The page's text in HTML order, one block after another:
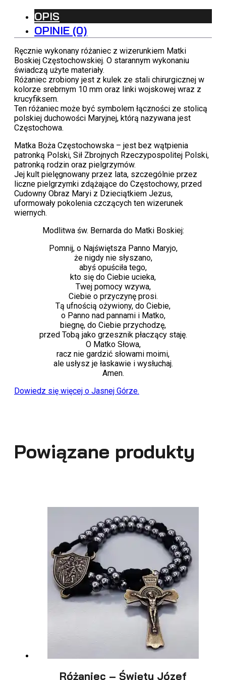
OPIS
OPINIE (0)
Ręcznie wykonany różaniec z wizerunkiem Matki
Boskiej Częstochowskiej. O starannym wykonaniu
świadczą użyte materiały.
Różaniec zrobiony jest z kulek ze stali chirurgicznej w
kolorze srebrnym 10 mm oraz linki wojskowej wraz z
krucyfiksem.
Ten różaniec może być symbolem łączności ze stolicą
polskiej duchowości Maryjnej, którą nazywana jest
Częstochowa.
Matka Boża Częstochowska – jest bez wątpienia
patronką Polski, Sił Zbrojnych Rzeczypospolitej Polski,
patronką rodzin oraz pielgrzymów.
Jej kult pielęgnowany przez lata, szczególnie przez
liczne pielgrzymki zdążające do Częstochowy, przed
Cudowny Obraz Maryi z Dzieciątkiem Jezus,
uformowały pokolenia czczących ten wizerunek
wiernych.
Modlitwa św. Bernarda do Matki Boskiej:
Pomnij, o Najświętsza Panno Maryjo,
że nigdy nie słyszano,
abyś opuściła tego,
kto się do Ciebie ucieka,
Twej pomocy wzywa,
Ciebie o przyczynę prosi.
Tą ufnością ożywiony, do Ciebie,
o Panno nad pannami i Matko,
biegnę, do Ciebie przychodzę,
przed Tobą jako grzesznik płaczący staję.
O Matko Słowa,
racz nie gardzić słowami moimi,
ale usłysz je łaskawie i wysłuchaj.
Amen.
Dowiedz się więcej o Jasnej Górze.
Powiązane produkty
Różaniec – Święty Józef